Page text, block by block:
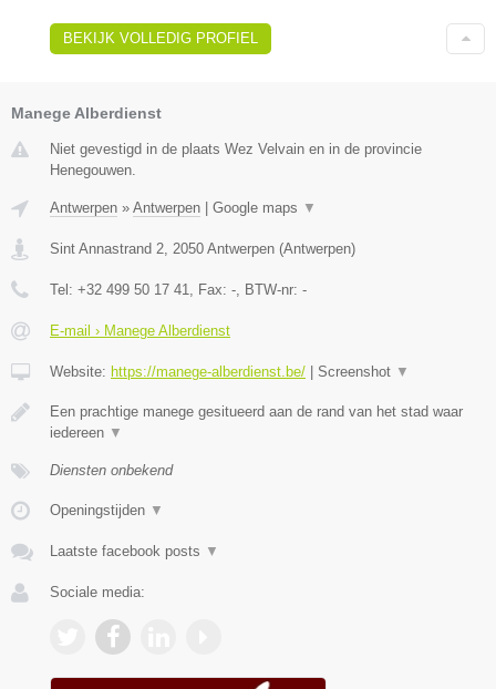
BEKIJK VOLLEDIG PROFIEL
Manege Alberdienst
Niet gevestigd in de plaats Wez Velvain en in de provincie
Henegouwen.
Antwerpen » Antwerpen | Google maps ▼
Sint Annastrand 2 2050 Antwerpen (Antwerpen)
Tel: +32 499 50 17 41 , Fax: - , BTW-nr: -
E-mail › Manege Alberdienst
Website: https://manege-alberdienst.be/ | Screenshot ▼
Een prachtige manege gesitueerd aan de rand van het stad waar
iedereen ▼
Diensten onbekend
Openingstijden ▼
Laatste facebook posts ▼
Sociale media: